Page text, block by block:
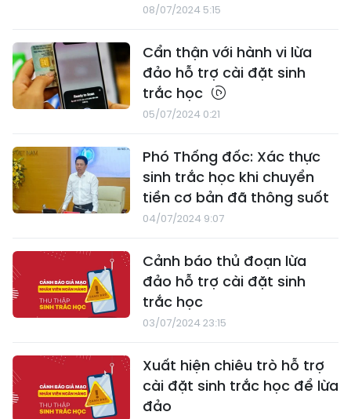
08/07/2024 5:15
Cẩn thận với hành vi lừa
đảo hỗ trợ cài đặt sinh
trắc học
05/07/2024 0:21
Phó Thống đốc: Xác thực
sinh trắc học khi chuyển
tiền cơ bản đã thông suốt
04/07/2024 9:07
Cảnh báo thủ đoạn lừa
đảo hỗ trợ cài đặt sinh
trắc học
03/07/2024 23:15
Xuất hiện chiêu trò hỗ trợ
cài đặt sinh trắc học để lừa
đảo